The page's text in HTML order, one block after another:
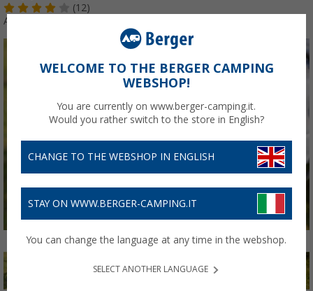
(12)
Articolo n: 255740
WELCOME TO THE BERGER CAMPING
WEBSHOP!
You are currently on www.berger-camping.it.
Would you rather switch to the store in English?
CHANGE TO THE WEBSHOP IN ENGLISH
STAY ON WWW.BERGER-CAMPING.IT
You can change the language at any time in the webshop.
SELECT ANOTHER LANGUAGE